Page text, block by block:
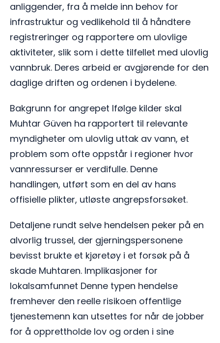
anliggender, fra å melde inn behov for
infrastruktur og vedlikehold til å håndtere
registreringer og rapportere om ulovlige
aktiviteter, slik som i dette tilfellet med ulovlig
vannbruk. Deres arbeid er avgjørende for den
daglige driften og ordenen i bydelene.
Bakgrunn for angrepet Ifølge kilder skal
Muhtar Güven ha rapportert til relevante
myndigheter om ulovlig uttak av vann, et
problem som ofte oppstår i regioner hvor
vannressurser er verdifulle. Denne
handlingen, utført som en del av hans
offisielle plikter, utløste angrepsforsøket.
Detaljene rundt selve hendelsen peker på en
alvorlig trussel, der gjerningspersonene
bevisst brukte et kjøretøy i et forsøk på å
skade Muhtaren. Implikasjoner for
lokalsamfunnet Denne typen hendelse
fremhever den reelle risikoen offentlige
tjenestemenn kan utsettes for når de jobber
for å opprettholde lov og orden i sine